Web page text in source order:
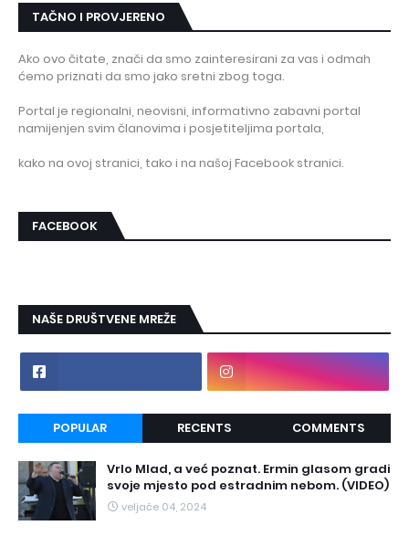
TAČNO I PROVJERENO
Ako ovo čitate, znači da smo zainteresirani za vas i odmah
ćemo priznati da smo jako sretni zbog toga.
Portal je regionalni, neovisni, informativno zabavni portal
namijenjen svim članovima i posjetiteljima portala,
kako na ovoj stranici, tako i na našoj Facebook stranici.
FACEBOOK
NAŠE DRUŠTVENE MREŽE
POPULAR RECENTS COMMENTS
Vrlo Mlad, a već poznat. Ermin glasom gradi
svoje mjesto pod estradnim nebom. (VIDEO)
veljače 04, 2024